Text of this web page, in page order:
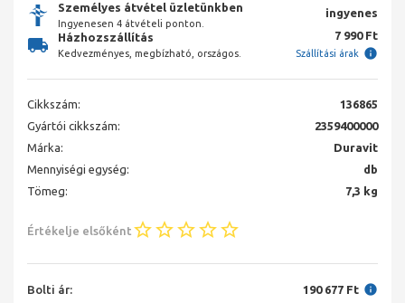
Személyes átvétel üzletünkben
Ingyenesen 4 átvételi ponton.
ingyenes
Házhozszállítás
Kedvezményes, megbízható, országos.
7 990 Ft
Szállítási árak
Cikkszám:
136865
Gyártói cikkszám:
2359400000
Márka:
Duravit
Mennyiségi egység:
db
Tömeg:
7,3 kg
Értékelje elsőként
Bolti ár: 190 677 Ft